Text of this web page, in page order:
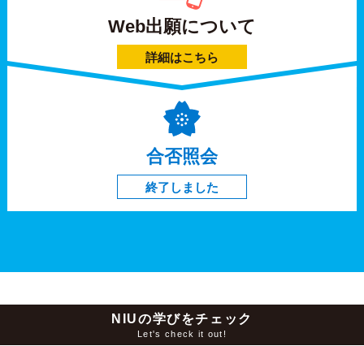
Web出願について
詳細はこちら
合否照会
終了しました
NIUの学びをチェック
Let's check it out!